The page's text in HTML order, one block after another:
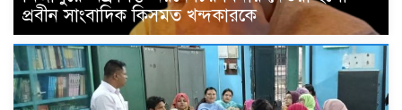
প্রবীন সাংবাদিক কিসমত খন্দকারকে